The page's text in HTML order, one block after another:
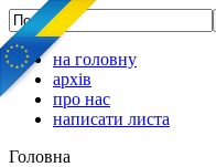
на головну
архів
про нас
написати листа
Головна